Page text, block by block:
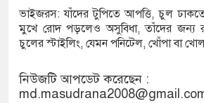
ভাইজরস: যাঁদের টুপিতে আপত্তি, চুল
মুখে রোদ পড়লেও অসুবিধা, তাঁদের জন্য
চুলের স্টাইলিং, যেমন পনিটেল, খোঁপা বা
নিউজটি আপডেট করেছেন :